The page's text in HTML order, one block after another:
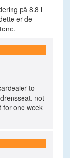
på 8.8 i
er de
to
not
for one week